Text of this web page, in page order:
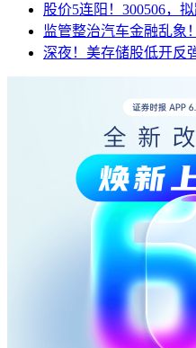
股价5连阳！300506，
监管整治汽车金融乱象
深夜！美存储股低开反